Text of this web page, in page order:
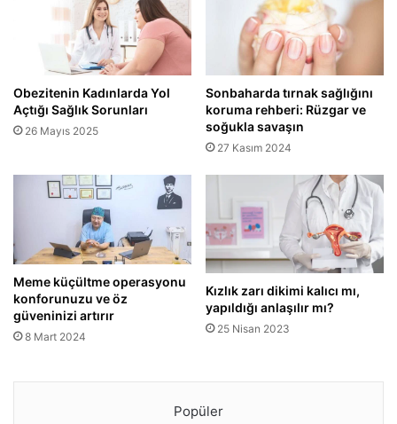
Obezitenin Kadınlarda Yol
Açtığı Sağlık Sorunları
26 Mayıs 2025
Sonbaharda tırnak sağlığını
koruma rehberi: Rüzgar ve
soğukla savaşın
27 Kasım 2024
Meme küçültme operasyonu
konforunuzu ve öz
güveninizi artırır
8 Mart 2024
Kızlık zarı dikimi kalıcı mı,
yapıldığı anlaşılır mı?
25 Nisan 2023
Popüler